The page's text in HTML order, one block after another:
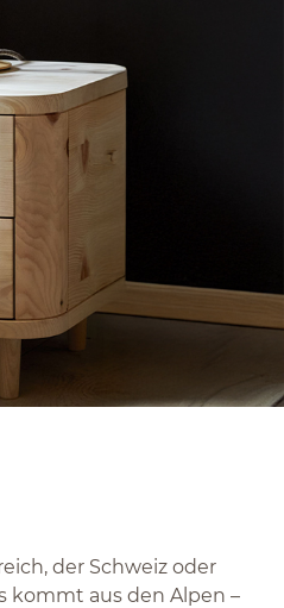
der Schweiz oder
kommt aus den Alpen –